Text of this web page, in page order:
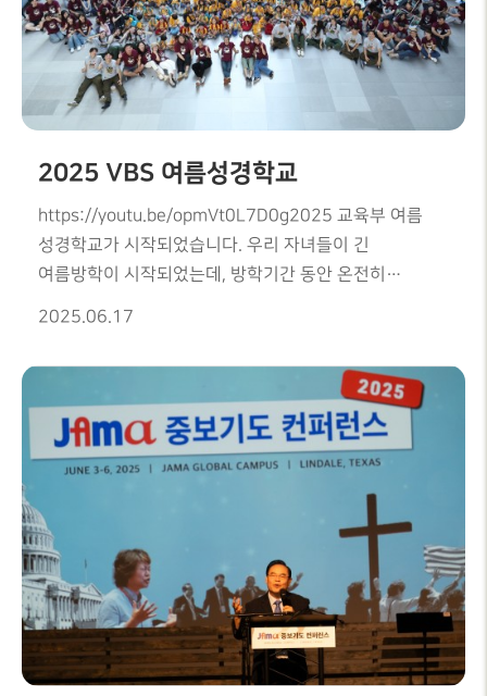
아름답고 복된 삶 하나님 나라의 귀한 상속자가 되는
삶이 되는 것입니다. "말씀후 찬양과 기도로 모든 순서를
마무리 했습니다.집회 기간동안 말씀으로 은혜주신
문강원 목사님께 감사를 드리며, 2025년 한여름
성령집회를 통해 회복의 능력을 경험하는 귀한 시간
이었습니다.
2025 VBS 여름성경학교
https://youtu.be/opmVt0L7D0g2025 교육부 여름
성경학교가 시작되었습니다. 우리 자녀들이 긴
여름방학이 시작되었는데, 방학기간 동안 온전히
우리 아이들이 말씀 속에서 더욱 구별된 삶을 살 수
있도록, 성령충만 하도록 모두 함께 중보기도
해야하겠습니다.
2025.06.17